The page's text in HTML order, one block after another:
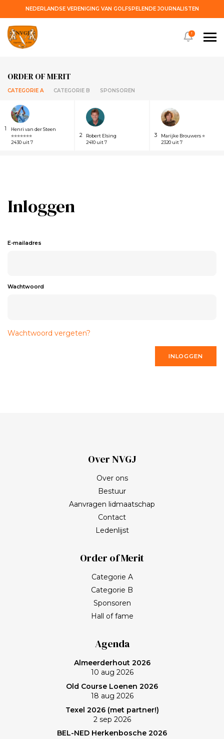
NEDERLANDSE VERENIGING VAN GOLFSPELENDE JOURNALISTEN
ORDER OF MERIT
CATEGORIE A CATEGORIE B SPONSOREN
1
Henri van der Steen
⭐⭐⭐⭐⭐⭐⭐
2430 uit 7
2
Robert Elsing
2410 uit 7
3
Marijke Brouwers ⭐
2320 uit 7
!
Inloggen
E-mailadres
Wachtwoord
Wachtwoord vergeten?
INLOGGEN
Over NVGJ
Over ons
Bestuur
Aanvragen lidmaatschap
Contact
Ledenlijst
Order of Merit
Categorie A
Categorie B
Sponsoren
Hall of fame
Agenda
Almeerderhout 2026
10 aug 2026
Old Course Loenen 2026
18 aug 2026
Texel 2026 (met partner!)
2 sep 2026
BEL-NED Herkenbosche 2026